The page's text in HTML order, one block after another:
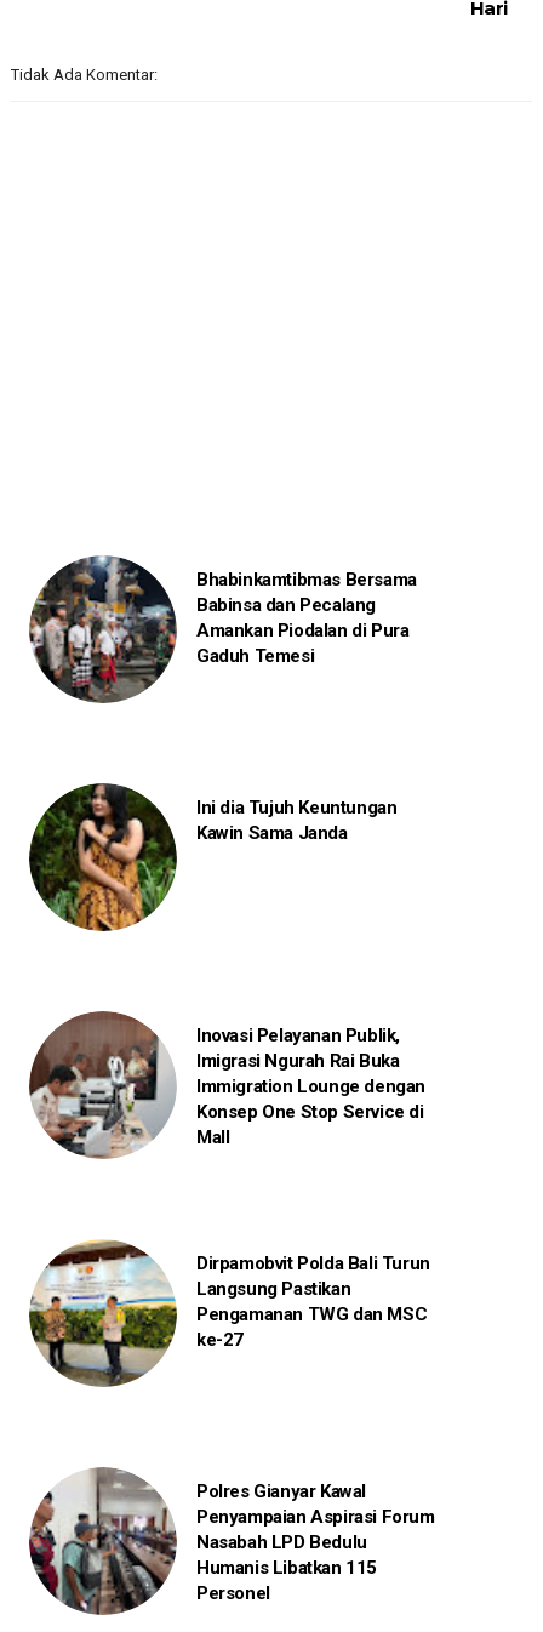
Hari
Tidak Ada Komentar:
Bhabinkamtibmas Bersama
Babinsa dan Pecalang
Amankan Piodalan di Pura
Gaduh Temesi
Ini dia Tujuh Keuntungan
Kawin Sama Janda
Inovasi Pelayanan Publik,
Imigrasi Ngurah Rai Buka
Immigration Lounge dengan
Konsep One Stop Service di
Mall
Dirpamobvit Polda Bali Turun
Langsung Pastikan
Pengamanan TWG dan MSC
ke-27
Polres Gianyar Kawal
Penyampaian Aspirasi Forum
Nasabah LPD Bedulu
Humanis Libatkan 115
Personel